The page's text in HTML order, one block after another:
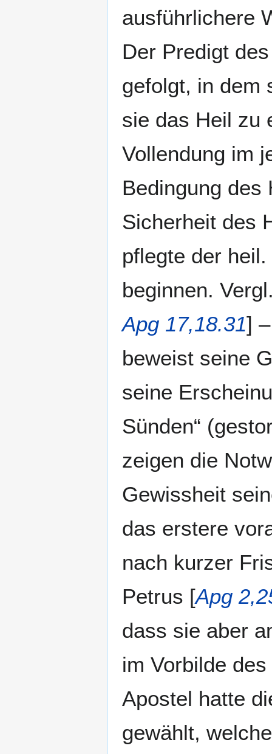
ausführlichere
Der Predigt
gefolgt, in dem
sie das Heil zu
Vollendung im
Bedingung des
Sicherheit des
pflegte der
beginnen.
Apg 17,18.31]
beweist seine
seine
Sünden“
zeigen die
Gewissheit
das erstere
nach kurzer
Petrus [Apg
dass sie aber
im Vorbilde
Apostel hatte
gewählt,